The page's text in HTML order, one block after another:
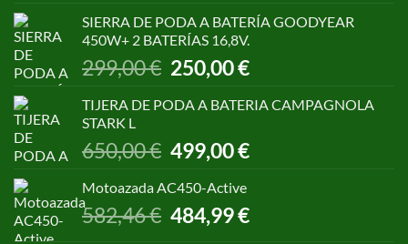
era:
1.055,00 €.
es:
SIERRA DE PODA A BATERÍA GOODYEAR
450W+ 2 BATERÍAS 16,8V.
299,00€ El
precio
original
299,00 €.
250,00€El
actual
250,00 €.
TIJERA DE PODA A BATERIA CAMPAGNOLA
STARK L
650,00€
El
precio
original
650,00 €.
499,00€El
499,00 €.
Motoazada AC450-Active
582,46€
El
precio
484,99€El